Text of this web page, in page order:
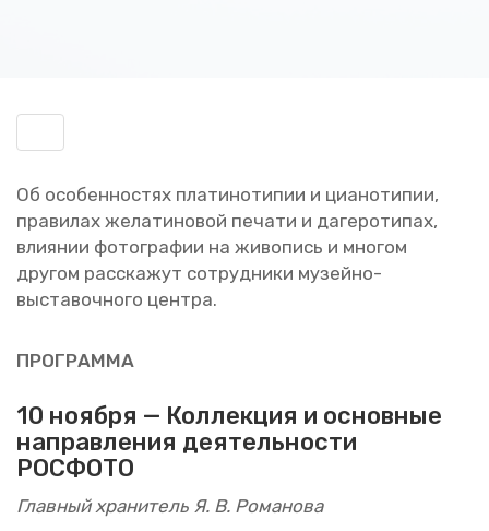
Об осо­бен­но­стях пла­ти­но­ти­пии и ци­а­но­ти­пии,
пра­ви­лах же­ла­ти­но­вой пе­ча­ти и да­ге­ро­ти­пах,
вли­я­нии фо­то­гра­фии на жи­во­пись и мно­гом
дру­гом рас­ска­жут со­труд­ни­ки му­зей­но-
вы­ста­воч­но­го цен­тра.
ПРО­ГРАМ­МА
10 но­яб­ря — Кол­лек­ция и ос­нов­ные
на­прав­ле­ния де­я­тель­но­сти
РОС­ФО­ТО
Глав­ный хра­ни­тель Я. В. Ро­ма­но­ва